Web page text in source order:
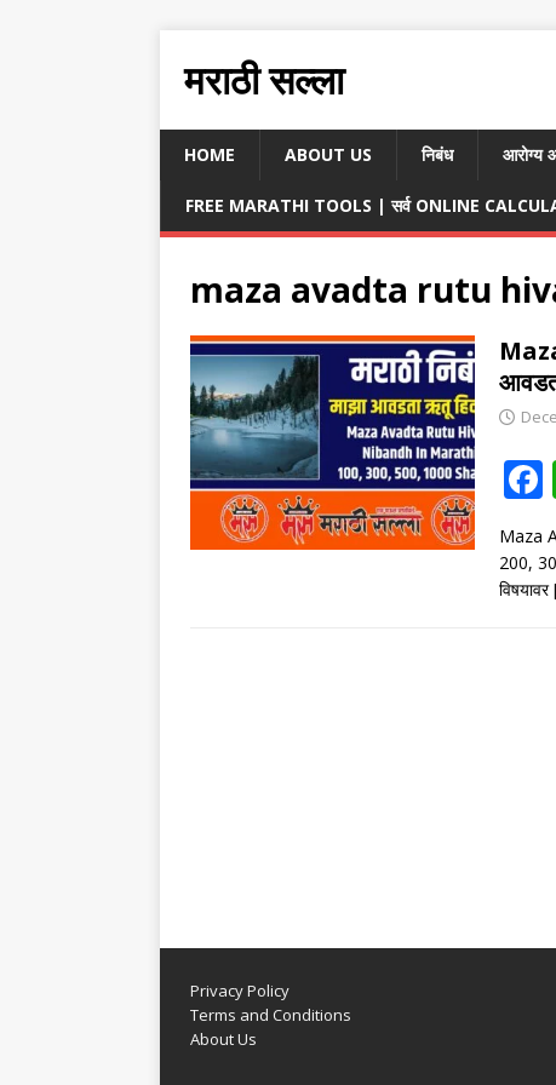
मराठी सल्ला
HOME ABOUT US निबंध आरोग्य
FREE MARATHI TOOLS | सर्व ONLINE
maza avadta rutu
ac
Maza
200,
विषयावर
Privacy Policy
Terms and Conditions
About Us